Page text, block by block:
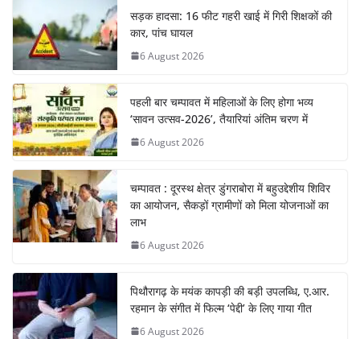
सड़क हादसा: 16 फीट गहरी खाई में गिरी शिक्षकों की
कार, पांच घायल
6 August 2026
पहली बार चम्पावत में महिलाओं के लिए होगा भव्य
‘सावन उत्सव-2026’, तैयारियां अंतिम चरण में
6 August 2026
चम्पावत : दूरस्थ क्षेत्र डुंगराबोरा में बहुउद्देशीय शिविर
का आयोजन, सैकड़ों ग्रामीणों को मिला योजनाओं का
लाभ
6 August 2026
पिथौरागढ़ के मयंक कापड़ी की बड़ी उपलब्धि, ए.आर.
रहमान के संगीत में फिल्म ‘पेद्दी’ के लिए गाया गीत
6 August 2026